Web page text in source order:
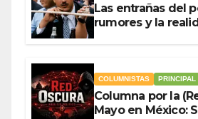
Las entrañas del
rumores y la
COLUMNISTAS PRINCIPAL
Columna por la
Mayo en México: